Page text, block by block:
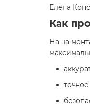
Елена
Как
Наша